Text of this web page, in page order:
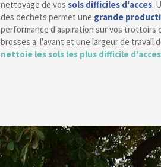
nettoyage de vos sols difficiles d'acces.
des dechets permet une grande
performance d'aspiration sur vos trottoirs
brosses a l'avant et une largeur de travail
nettoie les sols les plus difficile